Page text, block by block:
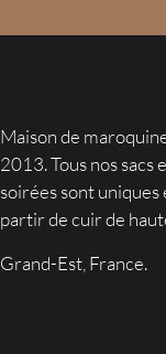
Maison de
2013. Tous nos sacs
soirées sont uniques
partir de cuir de
Grand-Est, France.